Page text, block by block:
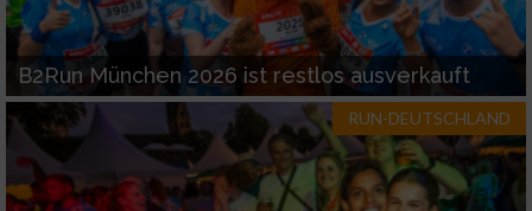
B2Run München 2026 ist restlos ausverkauft
RUN-DEUTSCHLAND